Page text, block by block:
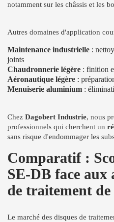
notamment sur les châssis et les
Autres domaines d'application
Maintenance industrielle :
joints
Chaudronnerie légère : finition
Aéronautique légère :
Menuiserie aluminium :
Chez Dagobert Industrie, nous
professionnels qui cherchent un
sans risque d'endommager les
Comparatif :
SE-DB face aux
de traitement de
Le marché des disques de